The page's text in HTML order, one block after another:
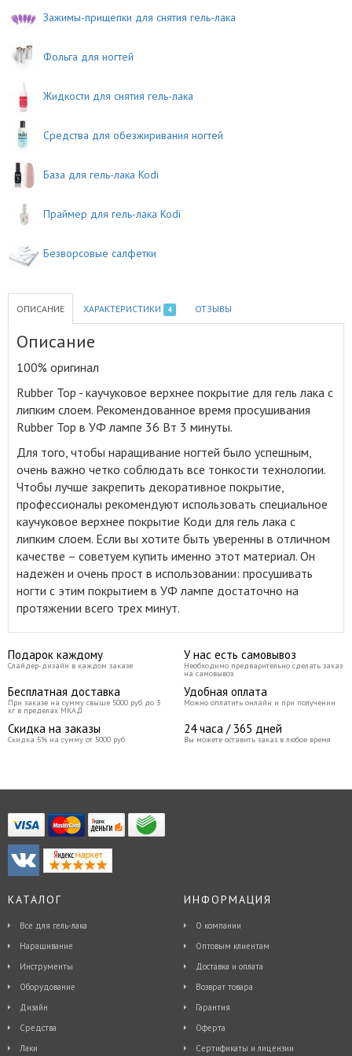
Зажимы-прищепки для снятия гель-лака
Фольга для ногтей
Жидкости для снятия гель-лака
Средства для обезжиривания ногтей
База для гель-лака Kodi
Праймер для гель-лака Kodi
Безворсовые салфетки
ОПИСАНИЕ ХАРАКТЕРИСТИКИ 4 ОТЗЫВЫ
Описание
100% оригинал
Rubber Top - каучуковое верхнее покрытие для гель лака с
липким слоем. Рекомендованное время просушивания
Rubber Top в УФ лампе 36 Вт 3 минуты.
Для того, чтобы наращивание ногтей было успешным,
очень важно четко соблюдать все тонкости технологии.
Чтобы лучше закрепить декоративное покрытие,
профессионалы рекомендуют использовать специальное
каучуковое верхнее покрытие Коди для гель лака с
липким слоем. Если вы хотите быть уверенны в отличном
качестве – советуем купить именно этот материал. Он
надежен и очень прост в использовании: просушивать
ногти с этим покрытием в УФ лампе достаточно на
протяжении всего трех минут.
Подарок каждому
Слайдер-дизайн в каждом заказе
У нас есть самовывоз
Необходимо предварительно сделать заказ
на самовывоз
Бесплатная доставка
При заказе на сумму свыше 5000 руб до 3
кг в пределах МКАД
Удобная оплата
Можно оплатить онлайн и при получении
Скидка на заказы
Скидка 5% на сумму от 5000 руб
24 часа / 365 дней
Вы можете оставить заказ в любое время
КАТАЛОГ
Все для гель-лака
Наращивание
Инструменты
Оборудование
Дизайн
Средства
Лаки
ИНФОРМАЦИЯ
О компании
Оптовым клиентам
Доставка и оплата
Возврат товара
Гарантия
Оферта
Сертификаты и лицензии